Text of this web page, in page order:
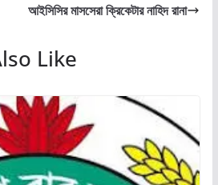
আইসিসির মাসসেরা ক্রিকেটার নাহিদ রানা
Like